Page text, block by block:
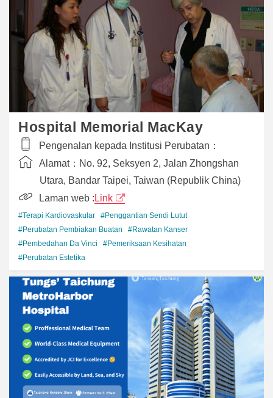
Hospital Memorial MacKay
Pengenalan kepada Institusi Perubatan：
Alamat： No. 92, Seksyen 2, Jalan Zhongshan
Utara, Bandar Taipei, Taiwan (Republik China)
Laman web : Link
#Terapi Kardiovaskular
#Penggantian Sendi Lutut
#Perubatan Pembiakan Buatan
#Rawatan Kanser
#Pembedahan Da Vinci
#Pemeriksaan Kesihatan
#Perubatan Estetika